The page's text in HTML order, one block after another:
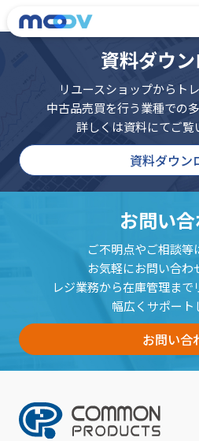
資料ダウ
リユースショップからト
中古品売買を行う業種での
詳しくは資料にてご覧
資料ダウン
お問い
ご不明点やご相談等
お気軽にお問い合わ
レジ業務から在庫管理まで
幅広くサポート
お問い合